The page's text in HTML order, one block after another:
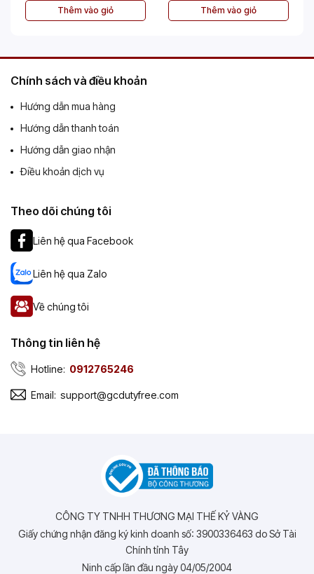
Thêm vào giỏ Thêm vào giỏ
Chính sách và điều khoản
Hướng dẫn mua hàng
Hướng dẫn thanh toán
Hướng dẫn giao nhận
Điều khoản dịch vụ
Theo dõi chúng tôi
Liên hệ qua Facebook
Liên hệ qua Zalo
Về chúng tôi
Thông tin liên hệ
Hotline: 0912765246
Email: support@gcdutyfree.com
CÔNG TY TNHH THƯƠNG MẠI THẾ KỶ VÀNG
Giấy chứng nhận đăng ký kinh doanh số: 3900336463 do Sở Tài
Chính tỉnh Tây
Ninh cấp lần đầu ngày 04/05/2004